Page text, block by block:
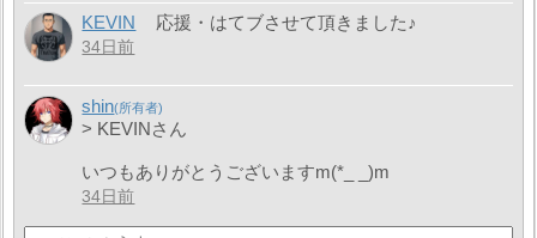
KEVIN 応援・はてブさせて頂きました♪
34日前
shin
> KEVINさん
いつもありがとうございますm(*_ _)m
34日前